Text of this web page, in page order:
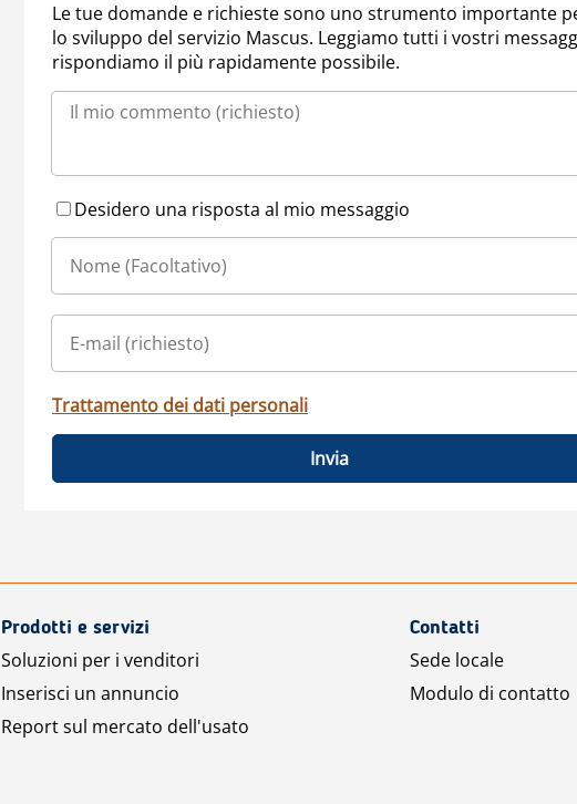
Le tue domande e richieste sono uno strumento importante
lo sviluppo del servizio Mascus. Leggiamo tutti i vostri
rispondiamo il più rapidamente possibile.
Desidero una risposta al mio messaggio
Trattamento dei dati personali
Invia
Prodotti e servizi
Soluzioni per i venditori
Inserisci un annuncio
Report sul mercato dell'usato
Contatti
Sede locale
Modulo di contatto